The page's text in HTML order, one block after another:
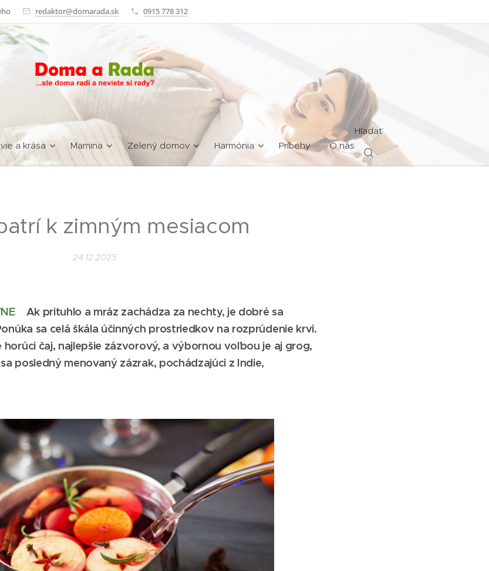
redaktor@domarada.sk 0915 778 312
a krása Mamina Zelený domov Harmónia Príbehy O nás
Hľadať
k zimným mesiacom
24.12.2025
Ak prituhlo a mráz zachádza za nechty, je dobré sa
sa celá škála účinných prostriedkov na rozprúdenie krvi.
čaj, najlepšie zázvorový, a výbornou voľbou je aj grog,
posledný menovaný zázrak, pochádzajúci z Indie,